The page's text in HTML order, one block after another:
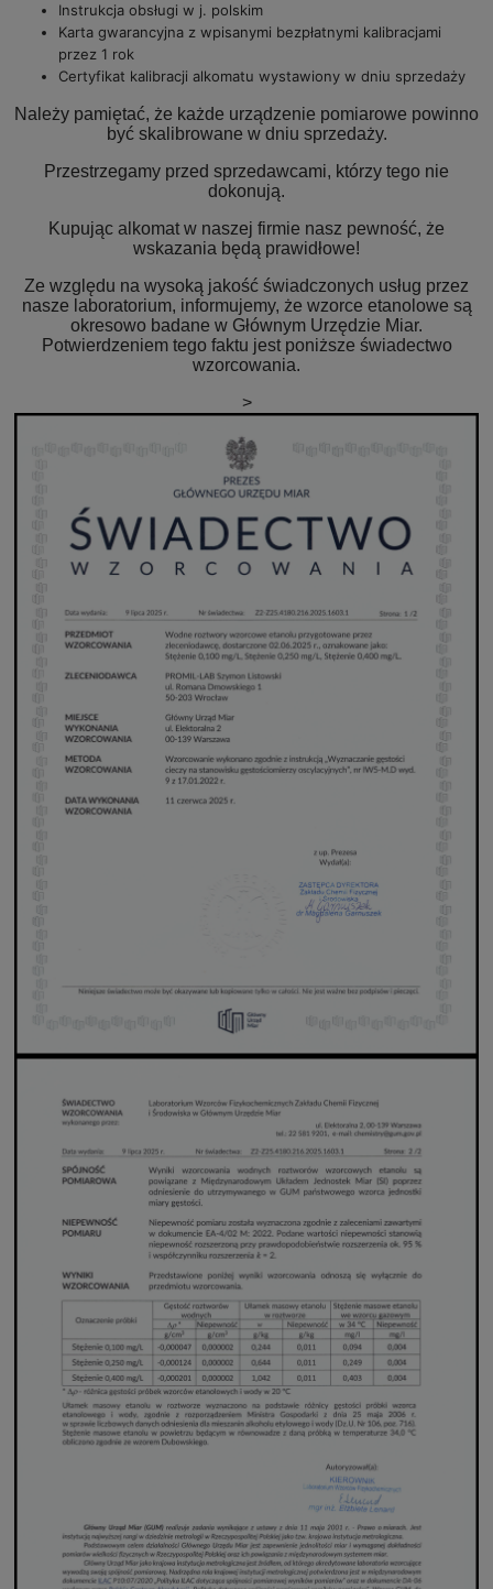
Instrukcja obsługi w j. polskim
Karta gwarancyjna z wpisanymi bezpłatnymi kalibracjami
przez 1 rok
Certyfikat kalibracji alkomatu wystawiony w dniu sprzedaży
Należy pamiętać, że każde urządzenie pomiarowe powinno
być skalibrowane w dniu sprzedaży.
Przestrzegamy przed sprzedawcami, którzy tego nie
dokonują.
Kupując alkomat w naszej firmie nasz pewność, że
wskazania będą prawidłowe!
Ze względu na wysoką jakość świadczonych usług przez
nasze laboratorium, informujemy, że wzorce etanolowe są
okresowo badane w Głównym Urzędzie Miar.
Potwierdzeniem tego faktu jest poniższe świadectwo
wzorcowania.
>